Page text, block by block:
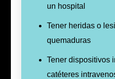
un hospital
Tener heridas o
quemaduras
Tener dispositivos
catéteres